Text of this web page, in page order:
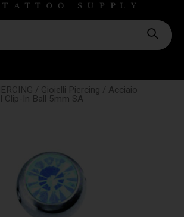
/ Gioielli Piercing / Acciaio
Clip-In Ball 5mm SA